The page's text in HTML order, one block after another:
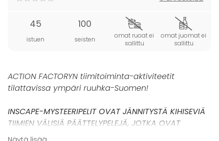
45
istuen
100
seisten
omat ruoat ei
sallittu
omat juomat ei
sallittu
ACTION FACTORYN tiimitoiminta-aktiviteetit
tilattavissa ympäri ruuhka-Suomen!
INSCAPE-MYSTEERIPELIT OVAT JÄNNITYSTÄ KIHISEVIÄ
TIIMIEN VÄLISIÄ PÄÄTTELYPELEJÄ, JOTKA OVAT
SAANEET INNOITUKSENSA PAKOPELIEN MAAILMASTA!